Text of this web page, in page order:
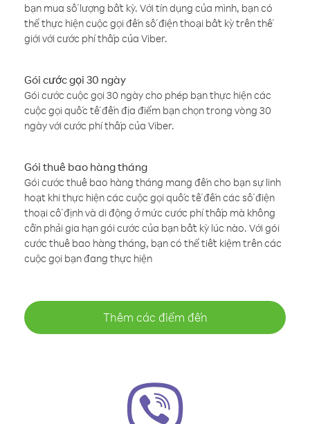
bạn mua số lượng bất kỳ. Với tín dụng của mình, bạn có
thể thực hiện cuộc gọi đến số điện thoại bất kỳ trên thế
giới với cước phí thấp của Viber.
Gói cước gọi 30 ngày
Gói cước cuộc gọi 30 ngày cho phép bạn thực hiện các
cuộc gọi quốc tế đến địa điểm bạn chọn trong vòng 30
ngày với cước phí thấp của Viber.
Gói thuê bao hàng tháng
Gói cước thuê bao hàng tháng mang đến cho bạn sự linh
hoạt khi thực hiện các cuộc gọi quốc tế đến các số điện
thoại cố định và di động ở mức cước phí thấp mà không
cần phải gia hạn gói cước của bạn bất kỳ lúc nào. Với gói
cước thuê bao hàng tháng, bạn có thể tiết kiệm trên các
cuộc gọi bạn đang thực hiện
Thêm các điểm đến